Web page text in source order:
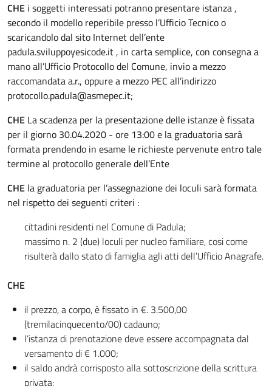
CHE i soggetti interessati potranno presentare istanza ,
secondo il modello reperibile presso l’Ufficio Tecnico o
scaricandolo dal sito Internet dell’ente
padula.sviluppoyesicode.it , in carta semplice, con consegna a
mano all’Ufficio Protocollo del Comune, invio a mezzo
raccomandata a.r., oppure a mezzo PEC all’indirizzo
protocollo.padula@asmepec.it;
CHE La scadenza per la presentazione delle istanze è fissata
per il giorno 30.04.2020 - ore 13:00 e la graduatoria sarà
formata prendendo in esame le richieste pervenute entro tale
termine al protocollo generale dell’Ente
CHE la graduatoria per l’assegnazione dei loculi sarà formata
nel rispetto dei seguenti criteri :
cittadini residenti nel Comune di Padula;
massimo n. 2 (due) loculi per nucleo familiare, cosi come
risulterà dallo stato di famiglia agli atti dell’Ufficio Anagrafe.
CHE
il prezzo, a corpo, è fissato in €. 3.500,00
(tremilacinquecento/00) cadauno;
l’istanza di prenotazione deve essere accompagnata dal
versamento di € 1.000;
il saldo andrà corrisposto alla sottoscrizione della scrittura
privata;